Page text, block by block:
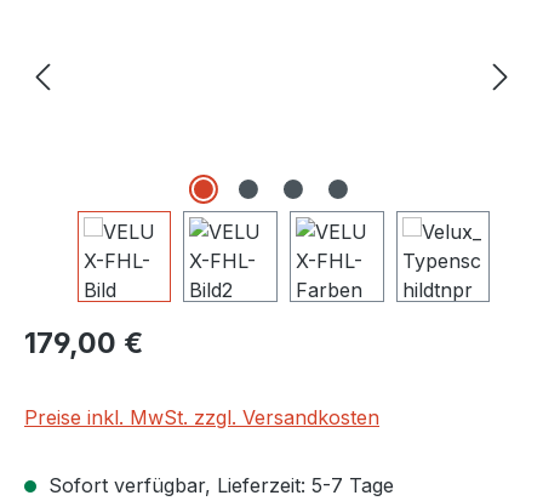
Regulärer Preis:
179,00 €
Preise inkl. MwSt. zzgl. Versandkosten
Sofort verfügbar, Lieferzeit: 5-7 Tage